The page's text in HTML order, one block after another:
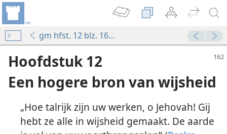
gm hfst. 12 blz. 162-174
Hoofdstuk 12
Een hogere bron van wijsheid
„Hoe talrijk zijn uw werken, o Jehovah! Gij
hebt ze alle in wijsheid gemaakt. De aarde